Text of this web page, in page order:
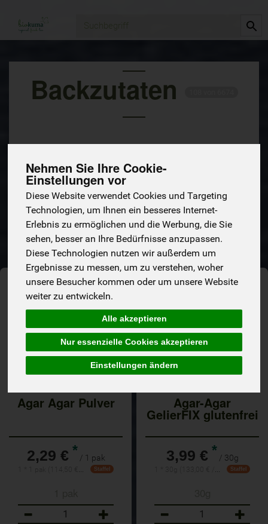
Nehmen Sie Ihre Cookie-
Einstellungen vor
Diese Website verwendet Cookies und Targeting
Technologien, um Ihnen ein besseres Internet-
Erlebnis zu ermöglichen und die Werbung, die Sie
sehen, besser an Ihre Bedürfnisse anzupassen.
Diese Technologien nutzen wir außerdem um
Ergebnisse zu messen, um zu verstehen, woher
unsere Besucher kommen oder um unsere Website
weiter zu entwickeln.
Alle akzeptieren
Nur essenzielle Cookies akzeptieren
Einstellungen ändern
Backzutaten
Hersteller Ernährung Allergene
Agar Agar Pulver
2,29 € * / 1 pak
Staffel
Agar-Agar
GelierFIX glutenfrei
3,99 € * / 30g
Staffel